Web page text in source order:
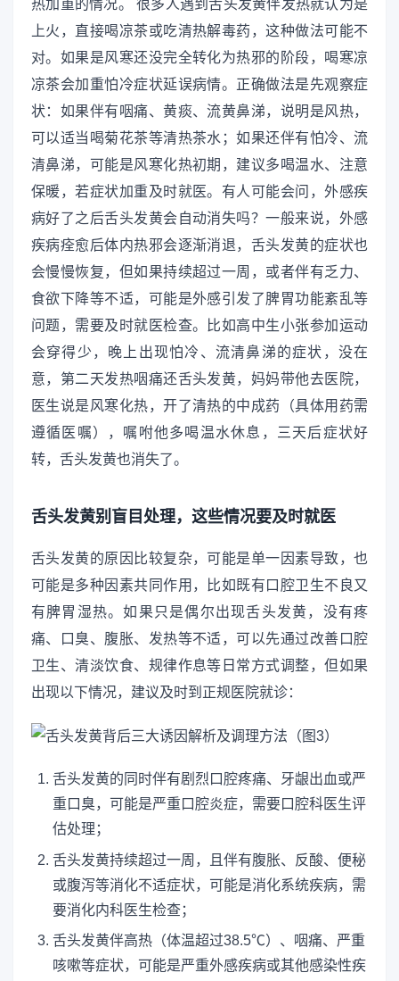
热加重的情况。 很多人遇到舌头发黄伴发热就认为是
上火，直接喝凉茶或吃清热解毒药，这种做法可能不
对。如果是风寒还没完全转化为热邪的阶段，喝寒凉
凉茶会加重怕冷症状延误病情。正确做法是先观察症
状：如果伴有咽痛、黄痰、流黄鼻涕，说明是风热，
可以适当喝菊花茶等清热茶水；如果还伴有怕冷、流
清鼻涕，可能是风寒化热初期，建议多喝温水、注意
保暖，若症状加重及时就医。有人可能会问，外感疾
病好了之后舌头发黄会自动消失吗？一般来说，外感
疾病痊愈后体内热邪会逐渐消退，舌头发黄的症状也
会慢慢恢复，但如果持续超过一周，或者伴有乏力、
食欲下降等不适，可能是外感引发了脾胃功能紊乱等
问题，需要及时就医检查。比如高中生小张参加运动
会穿得少，晚上出现怕冷、流清鼻涕的症状，没在
意，第二天发热咽痛还舌头发黄，妈妈带他去医院，
医生说是风寒化热，开了清热的中成药（具体用药需
遵循医嘱），嘱咐他多喝温水休息，三天后症状好
转，舌头发黄也消失了。
舌头发黄别盲目处理，这些情况要及时就医
舌头发黄的原因比较复杂，可能是单一因素导致，也
可能是多种因素共同作用，比如既有口腔卫生不良又
有脾胃湿热。如果只是偶尔出现舌头发黄，没有疼
痛、口臭、腹胀、发热等不适，可以先通过改善口腔
卫生、清淡饮食、规律作息等日常方式调整，但如果
出现以下情况，建议及时到正规医院就诊：
舌头发黄的同时伴有剧烈口腔疼痛、牙龈出血或严
重口臭，可能是严重口腔炎症，需要口腔科医生评
估处理；
舌头发黄持续超过一周，且伴有腹胀、反酸、便秘
或腹泻等消化不适症状，可能是消化系统疾病，需
要消化内科医生检查；
舌头发黄伴高热（体温超过38.5℃）、咽痛、严重
咳嗽等症状，可能是严重外感疾病或其他感染性疾